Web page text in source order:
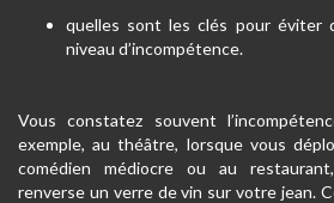
quelles sont les clés pour éviter
niveau d’incompétence.
Vous constatez souvent
exemple, au théâtre, lorsque vous
comédien médiocre ou au
renverse un verre de vin sur votre jean.